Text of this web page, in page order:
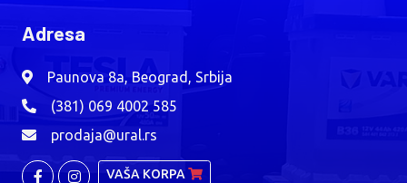
Adresa
Paunova 8a, Beograd, Srbija
(381) 069 4002 585
prodaja@ural.rs
VAŠA KORPA